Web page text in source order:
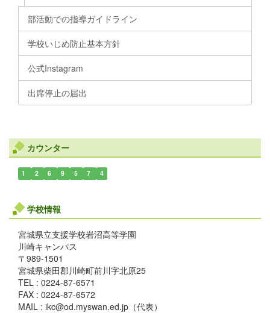
部活動での指導ガイドライン
学校いじめ防止基本方針
公式Instagram
出席停止の届出
カウンター
1 2 6 9 5 7 4
学校情報
宮城県立支援学校岩沼高等学園
川崎キャンパス
〒989-1501
宮城県柴田郡川崎町前川字北原25
TEL : 0224-87-6571
FAX : 0224-87-6572
MAIL : ikc@od.myswan.ed.jp（代表）